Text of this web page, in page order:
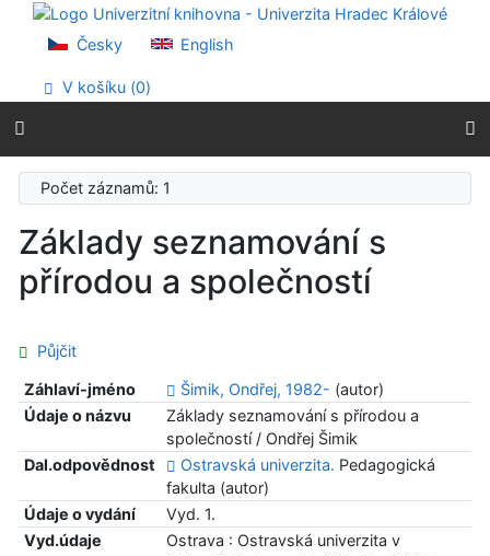
Přejít na obsah
Přejít na menu
Prohlášení o webové přístupnosti
Česky English
V košíku (0)
Počet záznamů: 1
Základy seznamování s
přírodou a společností
Půjčit
Záhlaví-jméno Šimik, Ondřej, 1982- (autor)
Údaje o názvu
Základy seznamování s přírodou a
společností / Ondřej Šimik
Dal.odpovědnost
Ostravská univerzita. Pedagogická
fakulta (autor)
Údaje o vydání
Vyd. 1.
Vyd.údaje
Ostrava : Ostravská univerzita v